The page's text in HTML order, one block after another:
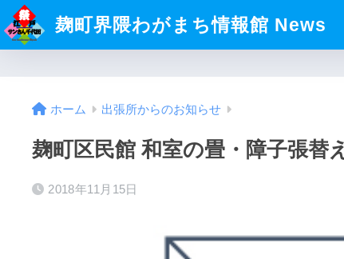
麹町界隈わがまち情報館 News
ホーム 出張所からのお知らせ
麹町区民館 和室の畳・障子張替
2018年11月15日